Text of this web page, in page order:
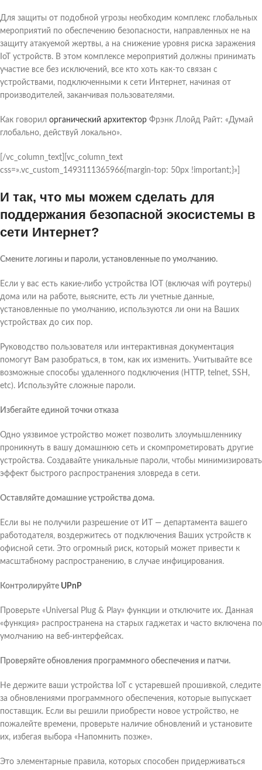
Для защиты от подобной угрозы необходим комплекс глобальных
мероприятий по обеспечению безопасности, направленных не на
защиту атакуемой жертвы, а на снижение уровня риска заражения
IoT устройств. В этом комплексе мероприятий должны принимать
участие все без исключений, все кто хоть как-то связан с
устройствами, подключенными к сети Интернет, начиная от
производителей, заканчивая пользователями.
Как говорил органический архитектор Фрэнк Ллойд Райт: «Думай
глобально, действуй локально».
[/vc_column_text][vc_column_text
css=».vc_custom_1493111365966{margin-top: 50px !important;}»]
И так, что мы можем сделать для
поддержания безопасной экосистемы в
сети Интернет?
Смените логины и пароли, установленные по умолчанию.
Если у вас есть какие-либо устройства IOT (включая wifi роутеры)
дома или на работе, выясните, есть ли учетные данные,
установленные по умолчанию, используются ли они на Ваших
устройствах до сих пор.
Руководство пользователя или интерактивная документация
помогут Вам разобраться, в том, как их изменить. Учитывайте все
возможные способы удаленного подключения (HTTP, telnet, SSH,
etc). Используйте сложные пароли.
Избегайте единой точки отказа
Одно уязвимое устройство может позволить злоумышленнику
проникнуть в вашу домашнюю сеть и скомпрометировать другие
устройства. Создавайте уникальные пароли, чтобы минимизировать
эффект быстрого распространения зловреда в сети.
Оставляйте домашние устройства дома.
Если вы не получили разрешение от ИТ — департамента вашего
работодателя, воздержитесь от подключения Ваших устройств к
офисной сети. Это огромный риск, который может привести к
масштабному распространению, в случае инфицирования.
Контролируйте UPnP
Проверьте «Universal Plug & Play» функции и отключите их. Данная
«функция» распространена на старых гаджетах и часто включена по
умолчанию на веб-интерфейсах.
Проверяйте обновления программного обеспечения и патчи.
Не держите ваши устройства IoT с устаревшей прошивкой, следите
за обновлениями программного обеспечения, которые выпускает
поставщик. Если вы решили приобрести новое устройство, не
пожалейте времени, проверьте наличие обновлений и установите
их, избегая выбора «Напомнить позже».
Это элементарные правила, которых способен придерживаться